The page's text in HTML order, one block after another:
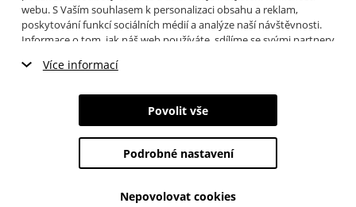
webu. S Vaším souhlasem k personalizaci obsahu a reklam,
poskytování funkcí sociálních médií a analýze naší návštěvnosti.
Informace o tom, jak náš web používáte, sdílíme se svými partnery
můžete přečíst, jak tyto informace Google používá. Partneři tyto
poskytli nebo které získali v důsledku toho, že používáte jejich
služby. Tyto údaje zahrnují cookies, data z dalších úložišť, IP
adresu a další informace spojené s prohlížením webu. Svůj souhlas
Více informací
Nezbytné cookies
Marketingové cookies
Analytické cookies
Údaje o uživatelích
Povolit vše
Podrobné nastavení
Nepovolovat cookies